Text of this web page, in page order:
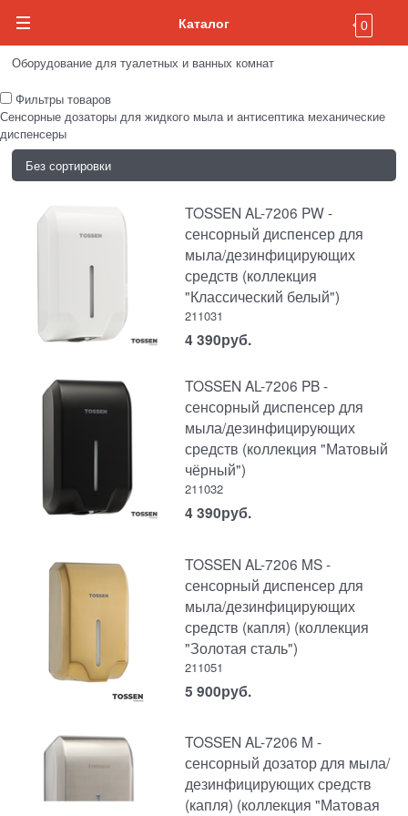
Каталог 0
Оборудование для туалетных и ванных комнат
Фильтры товаров
Сенсорные дозаторы для жидкого мыла и антисептика механические
диспенсеры
TOSSEN AL-7206 PW -
сенсорный диспенсер для
мыла/дезинфицирующих
средств (коллекция
"Классический белый")
211031
4 390руб.
TOSSEN AL-7206 PB -
сенсорный диспенсер для
мыла/дезинфицирующих
средств (коллекция "Матовый
чёрный")
211032
4 390руб.
TOSSEN AL-7206 MS -
сенсорный диспенсер для
мыла/дезинфицирующих
средств (капля) (коллекция
"Золотая сталь")
211051
5 900руб.
TOSSEN AL-7206 M -
сенсорный дозатор для мыла/
дезинфицирующих средств
(капля) (коллекция "Матовая